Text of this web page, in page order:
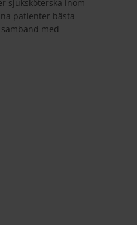
sjuksköterska inom
patienter bästa
med